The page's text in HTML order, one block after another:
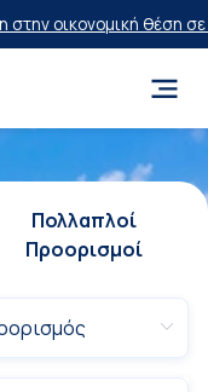
θέση σε επιλεγμένα
Πολλαπλοί
Προορισμοί